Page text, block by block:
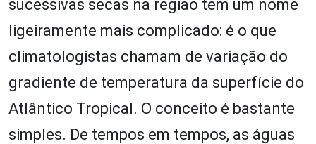
sucessivas secas na região tem um nome
ligeiramente mais complicado: é o que
climatologistas chamam de variação do
gradiente de temperatura da superfície do
Atlântico Tropical. O conceito é bastante
simples. De tempos em tempos, as águas